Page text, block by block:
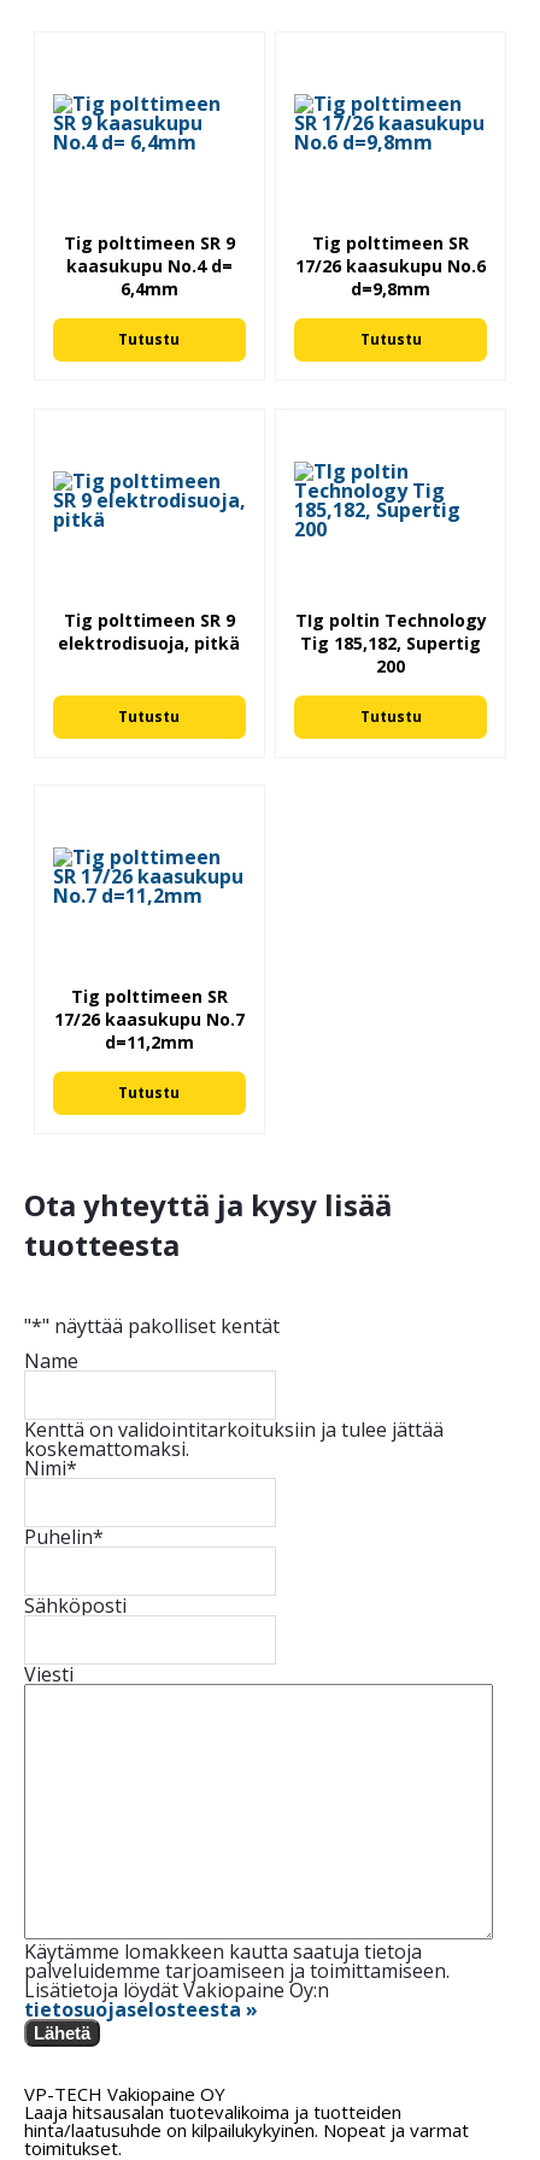
Tig polttimeen SR 9
kaasukupu No.4 d=
6,4mm
Tutustu
Tig polttimeen SR
17/26 kaasukupu No.6
d=9,8mm
Tutustu
Tig polttimeen SR 9
elektrodisuoja, pitkä
Tutustu
TIg poltin Technology
Tig 185,182, Supertig
200
Tutustu
Tig polttimeen SR
17/26 kaasukupu No.7
d=11,2mm
Tutustu
Ota yhteyttä ja kysy lisää
tuotteesta
"*" näyttää pakolliset kentät
Name
Kenttä on validointitarkoituksiin ja tulee jättää
koskemattomaksi.
Nimi*
Puhelin*
Sähköposti
Viesti
Käytämme lomakkeen kautta saatuja tietoja
palveluidemme tarjoamiseen ja toimittamiseen.
Lisätietoja löydät Vakiopaine Oy:n
tietosuojaselosteesta »
Lähetä
VP-TECH Vakiopaine OY
Laaja hitsausalan tuotevalikoima ja tuotteiden
hinta/laatusuhde on kilpailukykyinen. Nopeat ja varmat
toimitukset.